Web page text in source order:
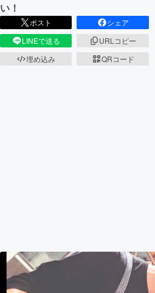
い！
ポスト
シェア
LINEで送る
URLコピー
埋め込み
QRコード